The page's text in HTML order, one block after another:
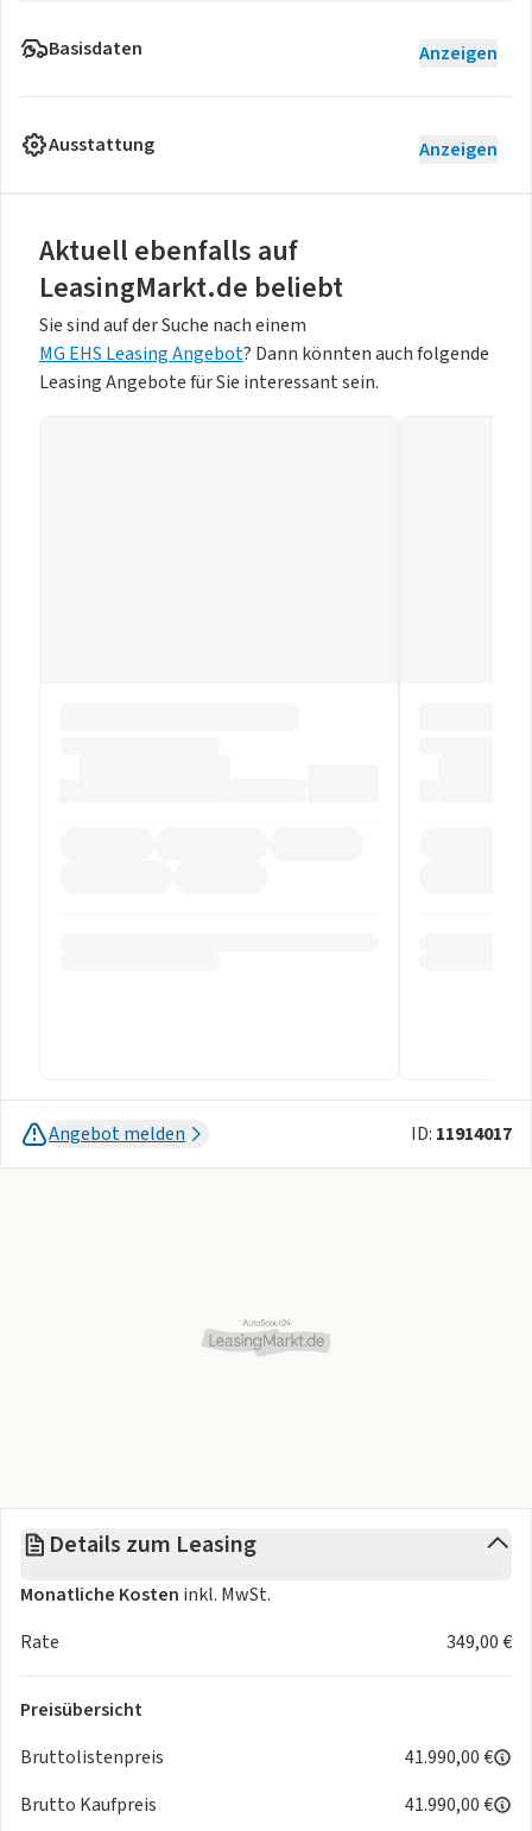
Basisdaten Anzeigen
Ausstattung Anzeigen
Aktuell ebenfalls auf
LeasingMarkt.de beliebt
Sie sind auf der Suche nach einem
MG EHS Leasing Angebot? Dann könnten auch folgende
Leasing Angebote für Sie interessant sein.
Angebot melden ID: 11914017
Details zum Leasing
Monatliche Kosten inkl. MwSt.
Rate
349,00 €
Preisübersicht
Bruttolistenpreis
41.990,00 €
Brutto Kaufpreis
41.990,00 €